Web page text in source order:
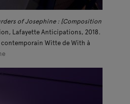
of Josephine : [Composition
Lafayette Anticipations, 2018.
Witte de With à